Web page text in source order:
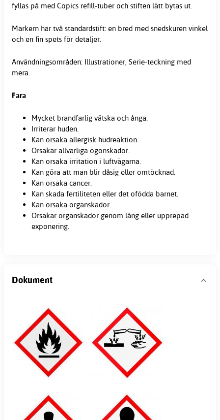
fyllas på med Copics refill-tuber och stiften lätt bytas ut.
Markern har två standardstift: en bred med snedskuren vinkel
och en fin spets för detaljer.
Användningsområden: Illustrationer, Serie-teckning med
mera.
Fara
Mycket brandfarlig vätska och ånga.
Irriterar huden.
Kan orsaka allergisk hudreaktion.
Orsakar allvarliga ögonskador.
Kan orsaka irritation i luftvägarna.
Kan göra att man blir dåsig eller omtöcknad.
Kan orsaka cancer.
Kan skada fertiliteten eller det ofödda barnet.
Kan orsaka organskador.
Orsakar organskador genom lång eller upprepad
exponering.
Dokument